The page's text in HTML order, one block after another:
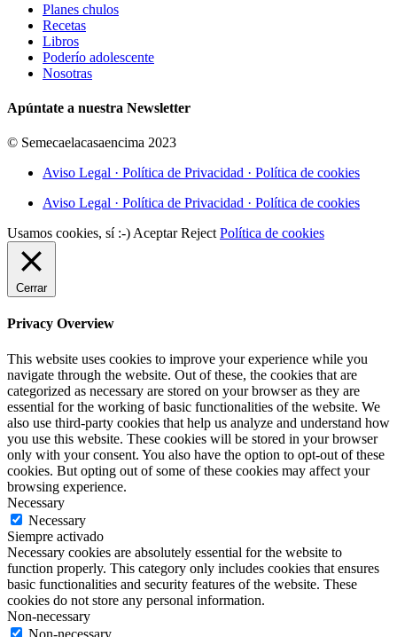
Planes chulos
Recetas
Libros
Poderío adolescente
Nosotras
Apúntate a nuestra Newsletter
© Semecaelacasaencima 2023
Aviso Legal · Política de Privacidad · Política de cookies
Aviso Legal · Política de Privacidad · Política de cookies
Usamos cookies, sí :-) Aceptar Reject Política de cookies
Cerrar
Privacy Overview
This website uses cookies to improve your experience while you
navigate through the website. Out of these, the cookies that are
categorized as necessary are stored on your browser as they are
essential for the working of basic functionalities of the website. We
also use third-party cookies that help us analyze and understand how
you use this website. These cookies will be stored in your browser
only with your consent. You also have the option to opt-out of these
cookies. But opting out of some of these cookies may affect your
browsing experience.
Necessary
Necessary
Siempre activado
Necessary cookies are absolutely essential for the website to
function properly. This category only includes cookies that ensures
basic functionalities and security features of the website. These
cookies do not store any personal information.
Non-necessary
Non-necessary